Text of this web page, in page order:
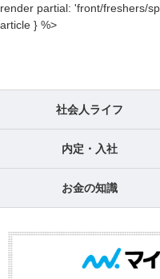
render partial: 'front/freshers/
article } %>
社会人ライフ
内定・入社
お金の知識